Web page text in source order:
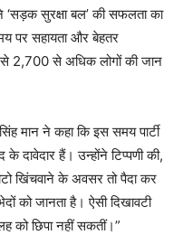
‘सड़क सुरक्षा बल’ की सफलता का
पर सहायता और बेहतर
से 2,700 से अधिक लोगों की जान
मान ने कहा कि इस समय पार्टी
दावेदार हैं। उन्होंने टिप्पणी की,
खिंचवाने के अवसर तो पैदा कर
जानता है। ऐसी दिखावटी
छिपा नहीं सकतीं।”